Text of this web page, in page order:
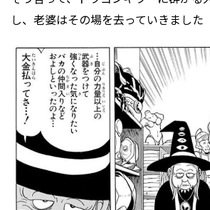
し、老婆はその場を去っていきました